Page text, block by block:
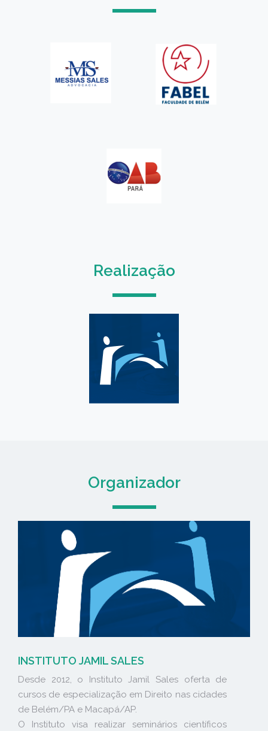
Realização
Organizador
INSTITUTO JAMIL SALES
Desde 2012, o Instituto Jamil Sales oferta de
cursos de especialização em Direito nas cidades
de Belém/PA e Macapá/AP.
O Instituto visa realizar seminários científicos